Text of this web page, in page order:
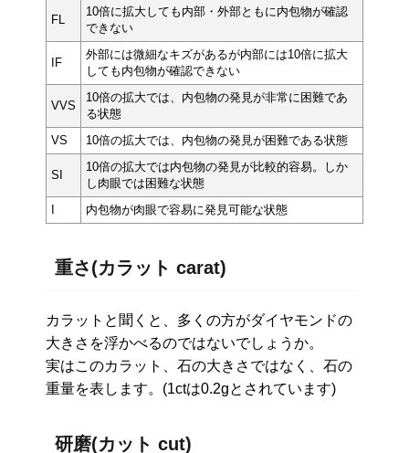
FL
10倍に拡大しても内部・外部ともに内包物が確認
できない
IF
外部には微細なキズがあるが内部には10倍に拡大
しても内包物が確認できない
VVS
10倍の拡大では、内包物の発見が非常に困難であ
る状態
VS
10倍の拡大では、内包物の発見が困難である状態
SI
10倍の拡大では内包物の発見が比較的容易。しか
し肉眼では困難な状態
内包物が肉眼で容易に発見可能な状態
重さ(カラット carat)
カラットと聞くと、多くの方がダイヤモンドの
大きさを浮かべるのではないでしょうか。
実はこのカラット、石の大きさではなく、石の
重量を表します。(1ctは0.2gとされています)
研磨(カット cut)